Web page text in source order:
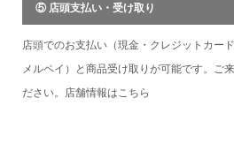
⑤ 店頭支払い・受け取り
店頭でのお支払い（現金・クレジットカー
メルペイ）と商品受け取りが可能です。ご
ださい。店舗情報はこちら